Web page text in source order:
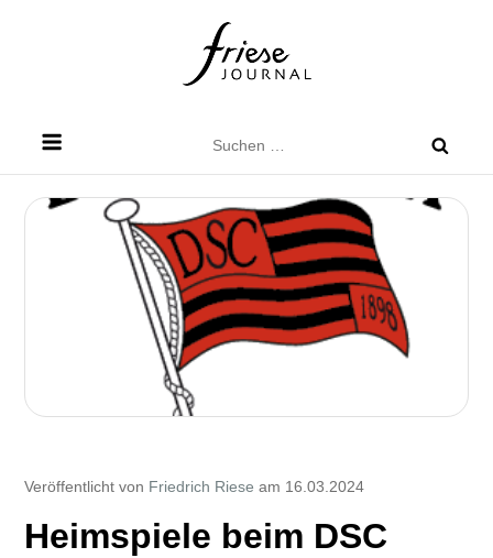
nach:
Veröffentlicht von Friedrich Riese am 16.03.2024
Heimspiele beim DSC